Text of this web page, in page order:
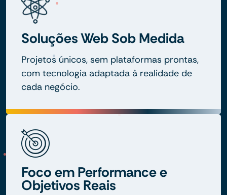
Soluções Web Sob Medida
Projetos únicos, sem plataformas prontas,
com tecnologia adaptada à realidade de
cada negócio.
Foco em Performance e
Objetivos Reais